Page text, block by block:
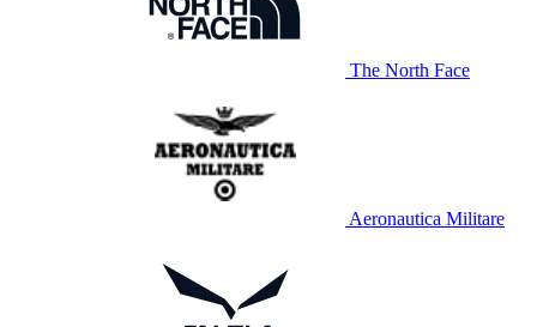
The North Face
Aeronautica Militare